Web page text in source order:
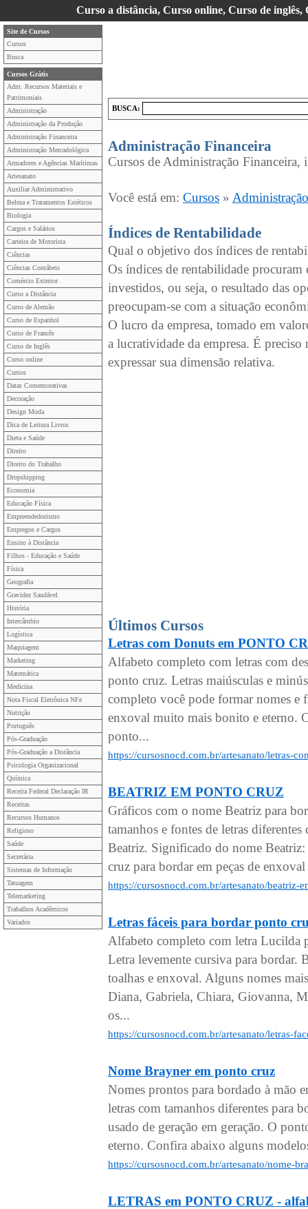
Curso a distância, Curso online, Curso de
Site de Cursos
Cursos
Busca
Cursos Grátis
Adm. Recursos Materiais e
Patrimoniais
Administração
Administração da Produção
Administração Financeira
Administração Mercadológica
Armadores e Agências Marítimas
Artesanato
Auxiliar Administrativo
Beleza e Tratamentos Estéticos
Biologia
Cargos e Salários
Carteira de Motorista
Ciências
Ciências Contábeis
Comércio Exterior
Curso a Distância
Curso de Alemão
Curso de Espanhol
Curso de Francês
Curso de Inglês
Curso online
Cursos
Datas Comemorativas
Decoração
Design Moda
Dica de Leitura Livros
Dieta e Saúde
Direito
Direito do Trabalho
Dropshipping
Economia
Educação Física
Empreendedorismo
Empregos e Cargos
Ensino à Distância
Filhos - Educação e Saúde
Física
Geografia
Gravidez Saudável
História
Intercâmbio
Logística
Maquiagem
Marketing
Matemática
Medicina
Nota Fiscal Eletrônica NFe
Nutrição
Português
Pós-Graduação
Pós-Graduação a Distância
Psicologia Organizacional
Química
Receita Federal Declaração IR
Receitas
Recursos Humanos
Religioso
Saúde
Secretária
Sistemas de Informação
Tatuagem
Telemarketing
Trabalhos Acadêmicos
Variados
BUSCA:
Administração Financeira
Cursos de Administração Financeira,
Você está em: Cursos »
Índices de Rentabilidade
Qual o objetivo dos índices de
Os índices de rentabilidade
investidos, ou seja, o resultado das
preocupam-se com a situação
O lucro da empresa, tomado em
a lucratividade da empresa. É
expressar sua dimensão relativa.
Últimos Cursos
Letras com Donuts em PONTO
Alfabeto completo com letras com
ponto cruz. Letras maiúsculas e
completo você pode formar nomes e
enxoval muito mais bonito e eterno.
ponto...
https://cursosnocd.com.br/artesanato/letras-
BEATRIZ EM PONTO CRUZ
Gráficos com o nome Beatriz para
tamanhos e fontes de letras
Beatriz. Significado do nome
cruz para bordar em peças de
https://cursosnocd.com.br/artesanato/beatriz-
Letras fáceis para bordar ponto
Alfabeto completo com letra Lucilda
Letra levemente cursiva para bordar.
toalhas e enxoval. Alguns nomes
Diana, Gabriela, Chiara, Giovanna,
os...
https://cursosnocd.com.br/artesanato/letras-
Nome Brayner em ponto cruz
Nomes prontos para bordado à mão
letras com tamanhos diferentes para
usado de geração em geração. O
eterno. Confira abaixo alguns
https://cursosnocd.com.br/artesanato/nome-
LETRAS em PONTO CRUZ -